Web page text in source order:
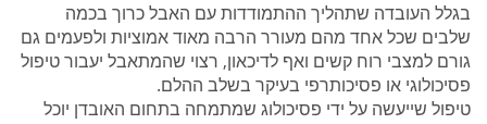
בגלל העובדה שתהליך ההתמודדות עם האבל כרוך בכמה
שלבים שכל אחד מהם מעורר הרבה מאוד אמוציות ולפעמים גם
גורם למצבי רוח קשים ואף לדיכאון, רצוי שהמתאבל יעבור טיפול
פסיכולוגי או פסיכותרפי בעיקר בשלב ההלם.
טיפול שייעשה על ידי פסיכולוג שמתמחה בתחום האובדן יוכל